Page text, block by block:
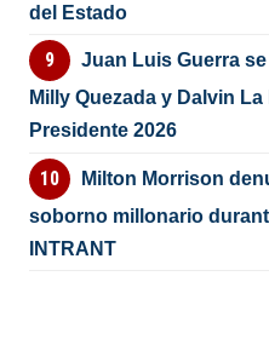
del Estado
Juan Luis Guerra
Milly Quezada y Dalvin
Presidente 2026
Milton Morrison
soborno millonario
INTRANT